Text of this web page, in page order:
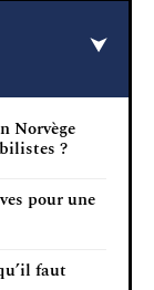
Norvège
?
pour une
faut